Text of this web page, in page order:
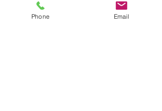
V kolikor bi na trg radi postavili svoj
proizvod pa ne veste kako urediti
Phone Email